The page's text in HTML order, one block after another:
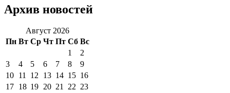
Архив новостей
Август 2026
Пн Вт Ср Чт Пт Сб Вс
1
2
3
4 5 6 7 8
9
10 11 12 13 14 15 16
17 18 19 20 21 22 23